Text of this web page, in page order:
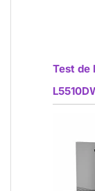
Test de